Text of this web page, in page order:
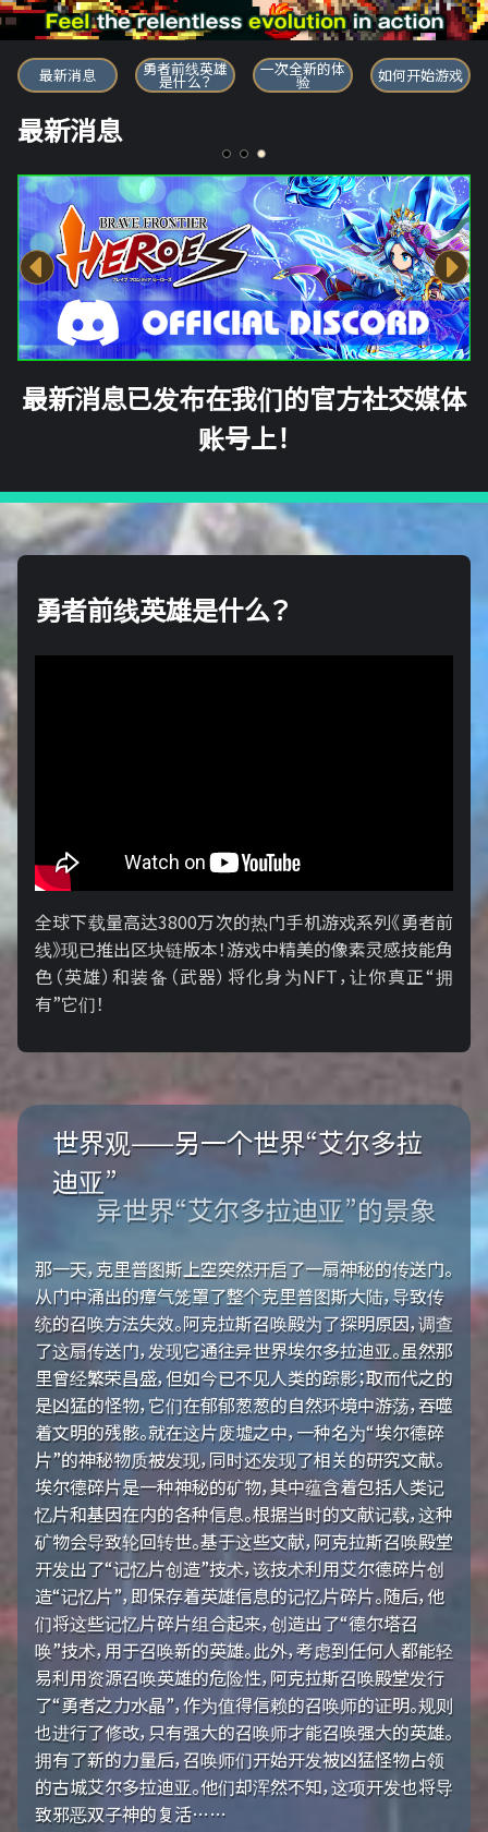
勇者前线英雄
最新消息 勇者前线英雄
是什么？
一次全新的体
验 如何开始游戏
最新消息
最新消息已发布在我们的官方社交媒体
账号上！
勇者前线英雄是什么？
全球下载量高达3800万次的热门手机游戏系列《勇者前
线》现已推出区块链版本！游戏中精美的像素灵感技能角
色（英雄）和装备（武器）将化身为NFT，让你真正“拥
有”它们！
世界观——另一个世界“艾尔多拉
迪亚”
异世界“艾尔多拉迪亚”的景象
那一天，克里普图斯上空突然开启了一扇神秘的传送门。
从门中涌出的瘴气笼罩了整个克里普图斯大陆，导致传
统的召唤方法失效。阿克拉斯召唤殿为了探明原因，调查
了这扇传送门，发现它通往异世界埃尔多拉迪亚。虽然那
里曾经繁荣昌盛，但如今已不见人类的踪影；取而代之的
是凶猛的怪物，它们在郁郁葱葱的自然环境中游荡，吞噬
着文明的残骸。就在这片废墟之中，一种名为“埃尔德碎
片”的神秘物质被发现，同时还发现了相关的研究文献。
埃尔德碎片是一种神秘的矿物，其中蕴含着包括人类记
忆片和基因在内的各种信息。根据当时的文献记载，这种
矿物会导致轮回转世。基于这些文献，阿克拉斯召唤殿堂
开发出了“记忆片创造”技术，该技术利用艾尔德碎片创
造“记忆片”，即保存着英雄信息的记忆片碎片。随后，他
们将这些记忆片碎片组合起来，创造出了“德尔塔召
唤”技术，用于召唤新的英雄。此外，考虑到任何人都能轻
易利用资源召唤英雄的危险性，阿克拉斯召唤殿堂发行
了“勇者之力水晶”，作为值得信赖的召唤师的证明。规则
也进行了修改，只有强大的召唤师才能召唤强大的英雄。
拥有了新的力量后，召唤师们开始开发被凶猛怪物占领
的古城艾尔多拉迪亚。他们却浑然不知，这项开发也将导
致邪恶双子神的复活……